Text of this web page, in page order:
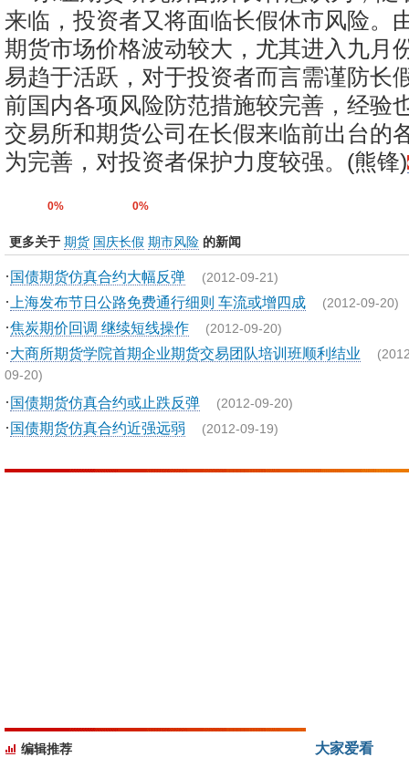
来临，投资者又将面临长假休市风险。
期货市场价格波动较大，尤其进入九月
易趋于活跃，对于投资者而言需谨防长
前国内各项风险防范措施较完善，经验
交易所和期货公司在长假来临前出台的
为完善，对投资者保护力度较强。(熊锋)
0% 0%
更多关于 期货 国庆长假 期市风险 的新闻
·国债期货仿真合约大幅反弹 (2012-09-21)
· 上海发布节日公路免费通行细则 车流或增四成 (2012-09-20)
·焦炭期价回调 继续短线操作 (2012-09-20)
·大商所期货学院首期企业期货交易团队培训班顺利结业
09-20)
·国债期货仿真合约或止跌反弹 (2012-09-20)
·国债期货仿真合约近强远弱 (2012-09-19)
编辑推荐 大家爱看